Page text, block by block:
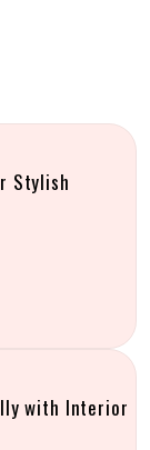
Stylish
with Interior